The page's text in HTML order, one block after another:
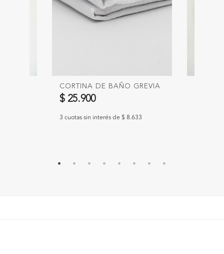
CORTINA DE BAÑO GREVIA
$ 25.900
3 cuotas sin interés de $ 8.633